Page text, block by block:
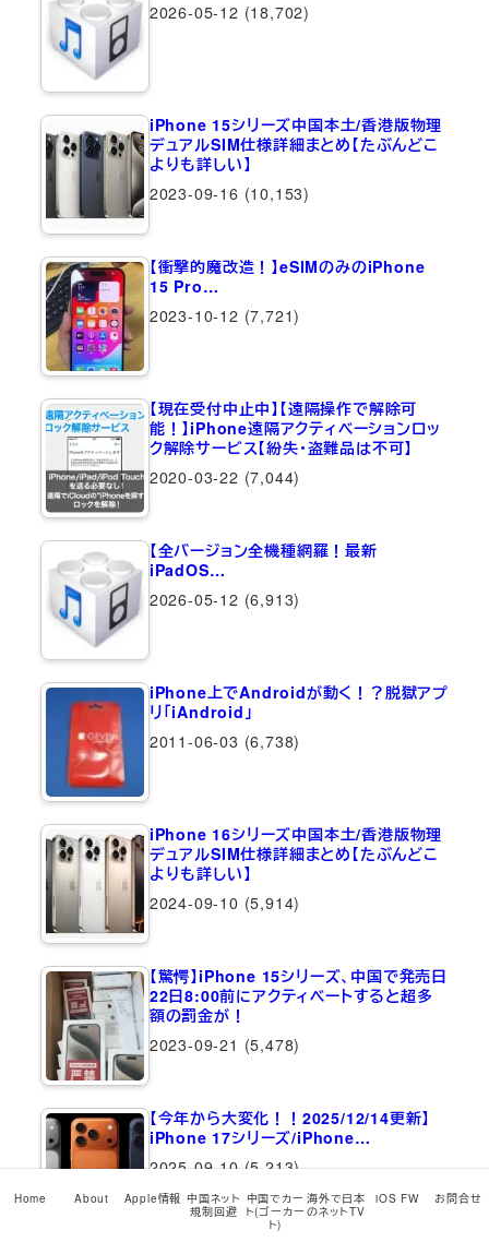
2026-05-12 (18,702)
iPhone 15シリーズ中国本土/香港版物理
デュアルSIM仕様詳細まとめ【たぶんどこ
よりも詳しい】
2023-09-16 (10,153)
【衝撃的魔改造！】eSIMのみのiPhone
15 Pro…
2023-10-12 (7,721)
【現在受付中止中】【遠隔操作で解除可
能！】iPhone遠隔アクティベーションロッ
ク解除サービス【紛失・盗難品は不可】
2020-03-22 (7,044)
【全バージョン全機種網羅！最新
iPadOS…
2026-05-12 (6,913)
iPhone上でAndroidが動く！？脱獄アプ
リ「iAndroid」
2011-06-03 (6,738)
iPhone 16シリーズ中国本土/香港版物理
デュアルSIM仕様詳細まとめ【たぶんどこ
よりも詳しい】
2024-09-10 (5,914)
【驚愕】iPhone 15シリーズ、中国で発売日
22日8:00前にアクティベートすると超多
額の罰金が！
2023-09-21 (5,478)
【今年から大変化！！2025/12/14更新】
iPhone 17シリーズ/iPhone…
2025-09-10 (5,213)
Home About Apple情報 中国ネット
規制回避
中国でカー
ト(ゴーカー
ト)
海外で日本
のネットTV
iOS FW お問合せ